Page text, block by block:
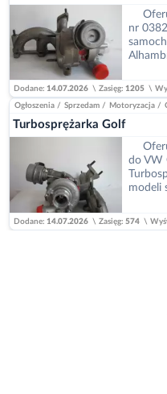
nr
Dodane:14.07.2026 \ Zasięg:1205 \
Ogłoszenia / Sprzedam / Motoryzacja /
Turbosprężarka Golf
do VW
modeli
Dodane:14.07.2026 \ Zasięg:574 \